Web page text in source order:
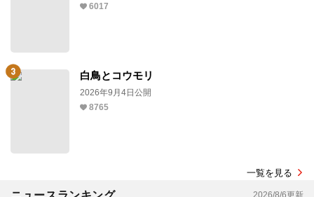
6017
白鳥とコウモリ
2026年9月4日公開
8765
一覧を見る
2026/8/6更新